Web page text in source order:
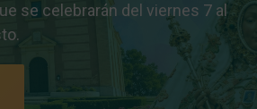
se celebrarán del viernes 7 al